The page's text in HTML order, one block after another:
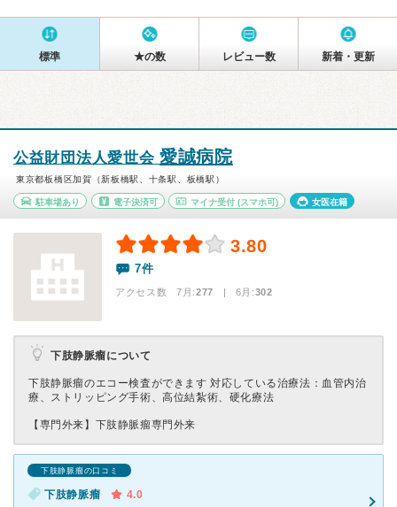
標準 ★の数 レビュー数 新着・更新
公益財団法人愛世会 愛誠病院
東京都板橋区加賀（新板橋駅、十条駅、板橋駅）
駐車場あり 電子決済可 マイナ受付 (スマホ可) 女医在籍
3.80
7件
アクセス数 7月:277 | 6月:302
下肢静脈瘤について
下肢静脈瘤のエコー検査ができます 対応している治療法：血管内治
療、ストリッピング手術、高位結紮術、硬化療法
【専門外来】 下肢静脈瘤専門外来
下肢静脈瘤の口コミ
下肢静脈瘤
4.0